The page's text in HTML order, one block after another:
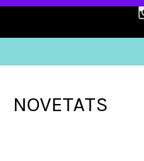
NOVETATS